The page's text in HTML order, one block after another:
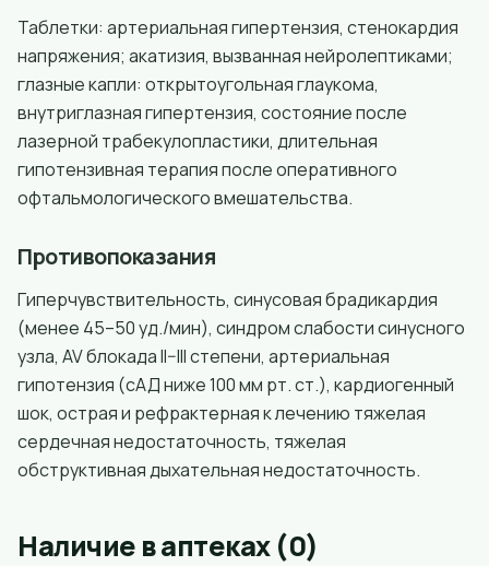
Таблетки: артериальная гипертензия, стенокардия
напряжения; акатизия, вызванная нейролептиками;
глазные капли: открытоугольная глаукома,
внутриглазная гипертензия, состояние после
лазерной трабекулопластики, длительная
гипотензивная терапия после оперативного
офтальмологического вмешательства.
Противопоказания
Гиперчувствительность, синусовая брадикардия
(менее 45–50 уд./мин), синдром слабости синусного
узла, AV блокада II–III степени, артериальная
гипотензия (сАД ниже 100 мм рт. ст.), кардиогенный
шок, острая и рефрактерная к лечению тяжелая
сердечная недостаточность, тяжелая
обструктивная дыхательная недостаточность.
Наличие в аптеках (0)